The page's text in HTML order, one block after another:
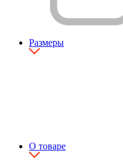
Размеры
О товаре